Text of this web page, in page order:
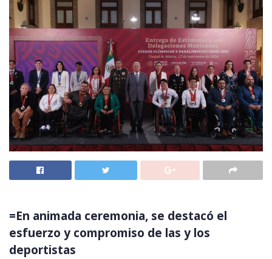
=En animada ceremonia, se destacó el
esfuerzo y compromiso de las y los
deportistas